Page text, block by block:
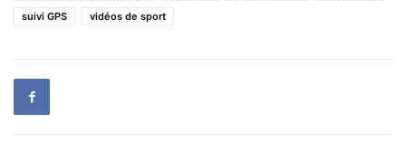
suivi GPS
vidéos de sport